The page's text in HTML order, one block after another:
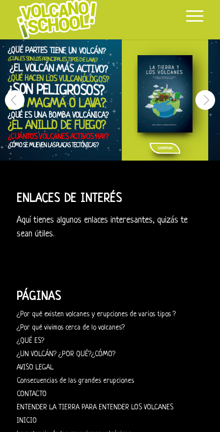
COMPRAR
¿QUÉ PARTES TIENE UN VOLCÁN?
¿EL VOLCÁN MÁS ACTIVO?
¿CUALES SON LOS PRINCIPALES TIPOS DE LAVA?
¿QUÉ HACEN LOS VULCANÓLOGOS?
¿SON PELIGROSOS?
¿ES MAGMA O LAVA?
¿QUÉ ES UNA BOMBA VOLCÁNICA?
¿EL ANILLO DE FUEGO?
¿CUÁNTOS VOLCANES ACTIVOS HAY?
¿CÓMO SE MUEVEN LAS PLACAS TECTÓNICAS?
ENLACES DE INTERÉS
Aquí tienes algunos enlaces interesantes, quizás te
sean útiles.
PÁGINAS
¿Por qué existen volcanes y erupciones de varios tipos ?
¿Por qué vivimos cerca de lo volcanes?
¿QUÉ ES?
¿UN VOLCÁN? ¿POR QUÉ?¿CÓMO?
AVISO LEGAL
Consecuencias de las grandes erupciones
CONTACTO
ENTENDER LA TIERRA PARA ENTENDER LOS VOLCANES
INICIO